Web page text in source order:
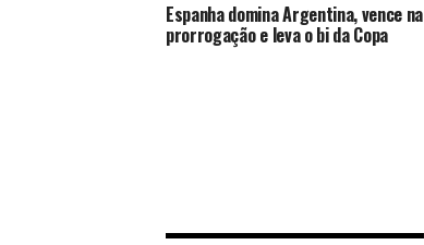
Espanha domina Argentina, vence na
prorrogação e leva o bi da Copa